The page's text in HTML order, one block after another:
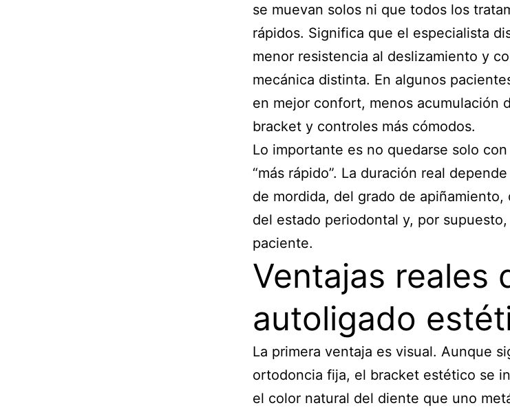
se muevan solos ni que todos los
rápidos. Significa que el especialista
menor resistencia al deslizamiento y
mecánica distinta. En algunos
en mejor confort, menos acumulación
bracket y controles más cómodos.
Lo importante es no quedarse solo
“más rápido”. La duración real
de mordida, del grado de
del estado periodontal y, por
paciente.
Ventajas reales
autoligado
La primera ventaja es visual. Aunque
ortodoncia fija, el bracket estético se
el color natural del diente que uno